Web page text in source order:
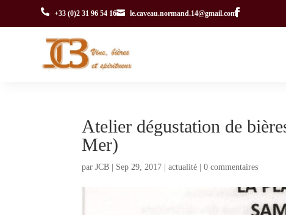
 +33 (0)2 31 96 54 16 le.caveau.normand.14@gmail.com
Atelier dégustation de
Mer)
parJCB Sep 29, 2017 |actualité |0 commentaires